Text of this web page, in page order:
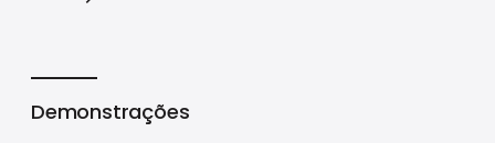
Demonstrações